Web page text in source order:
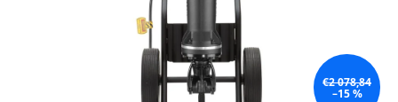
€2 078,84
–15 %